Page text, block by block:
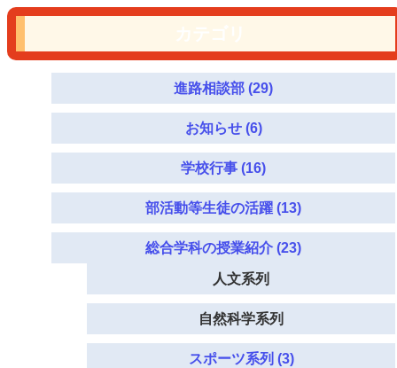
進路相談部 (29)
お知らせ (6)
学校行事 (16)
部活動等生徒の活躍 (13)
総合学科の授業紹介 (23)
人文系列
自然科学系列
スポーツ系列 (3)